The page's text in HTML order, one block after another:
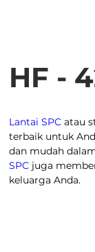
HF -
Lantai SPC atau
terbaik untuk
dan mudah
SPC juga
keluarga Anda.